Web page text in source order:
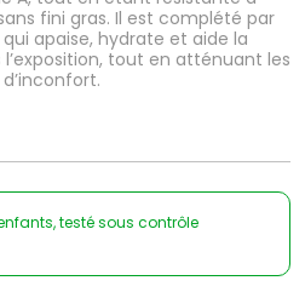
fini gras. Il est complété par
apaise, hydrate et aide la
tout en atténuant les
testé sous contrôle